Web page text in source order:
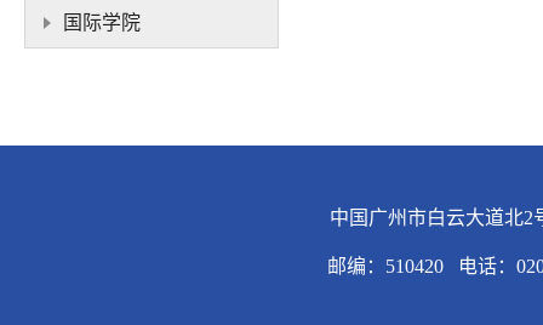
国际学院
中国广州市白云大道北
邮编：510420 电话：